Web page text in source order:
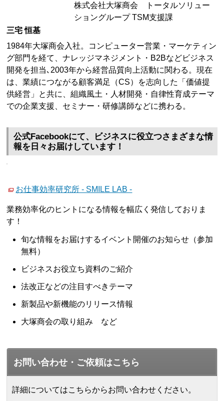
株式会社大塚商会 トータルソリュー
ショングループ TSM支援課
三宅 恒基
1984年大塚商会入社。コンピューター営業・マーケティン
グ部門を経て、ナレッジマネジメント・B2Bなどビジネス
開発を担当､2003年から経営品質向上活動に関わる。現在
は、業績につながる顧客満足（CS）を志向した「価値提
供経営」と共に、組織風土・人材開発・自律性育成テーマ
での企業支援、セミナー・研修講師などに携わる。
公式Facebookにて、ビジネスに役立つさまざまな情
報を日々お届けしています！
お仕事効率研究所 - SMILE LAB -
業務効率化のヒントになる情報を幅広く発信しておりま
す！
旬な情報をお届けするイベント開催のお知らせ（参加
無料）
ビジネスお役立ち資料のご紹介
法改正などの注目すべきテーマ
新製品や新機能のリリース情報
大塚商会の取り組み など
お問い合わせ・ご依頼はこちら
詳細についてはこちらからお問い合わせください。